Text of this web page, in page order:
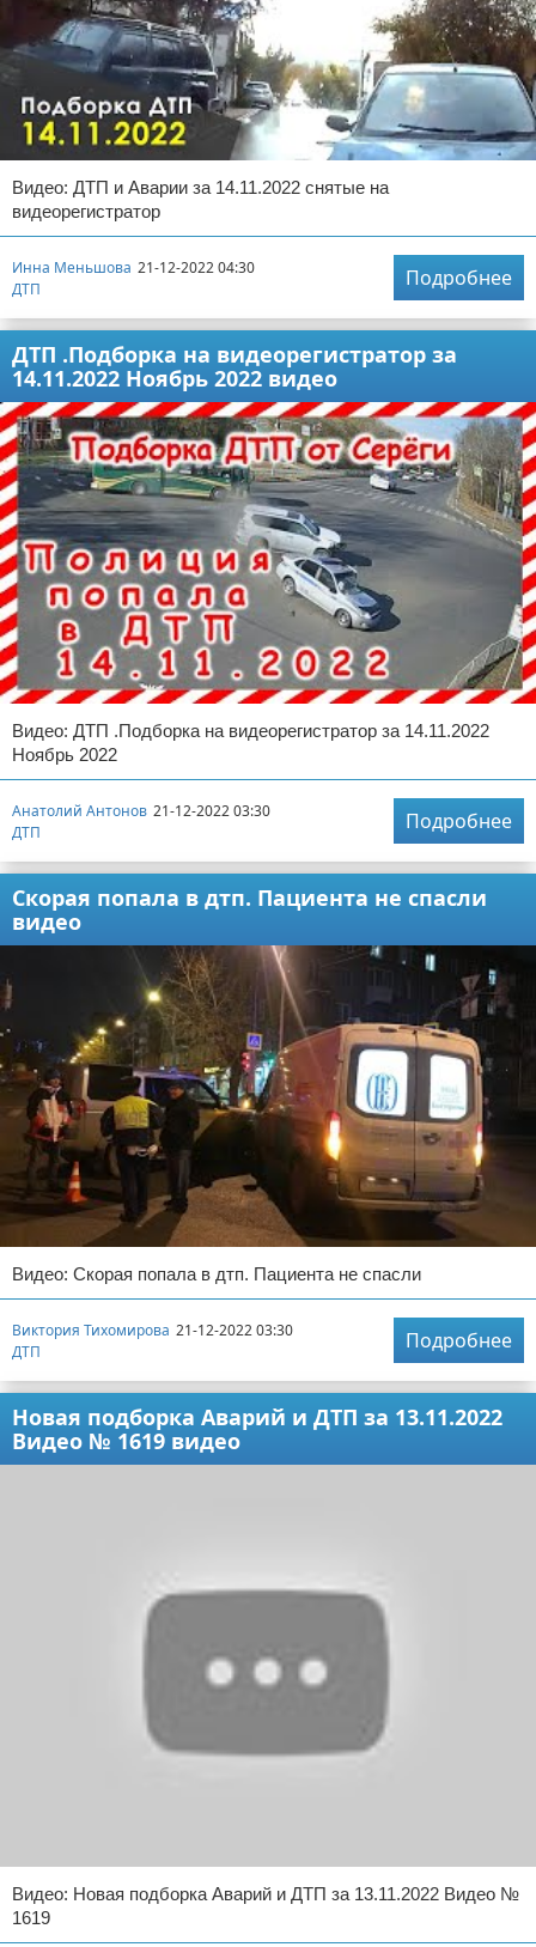
Видео: ДТП и Аварии за 14.11.2022 снятые на
видеорегистратор
Инна Меньшова 21-12-2022 04:30
ДТП
Подробнее
ДТП .Подборка на видеорегистратор за
14.11.2022 Ноябрь 2022 видео
Видео: ДТП .Подборка на видеорегистратор за 14.11.2022
Ноябрь 2022
Анатолий Антонов 21-12-2022 03:30
ДТП
Подробнее
Скорая попала в дтп. Пациента не спасли
видео
Видео: Скорая попала в дтп. Пациента не спасли
Виктория Тихомирова 21-12-2022 03:30
ДТП
Подробнее
Новая подборка Аварий и ДТП за 13.11.2022
Видео № 1619 видео
Видео: Новая подборка Аварий и ДТП за 13.11.2022 Видео №
1619